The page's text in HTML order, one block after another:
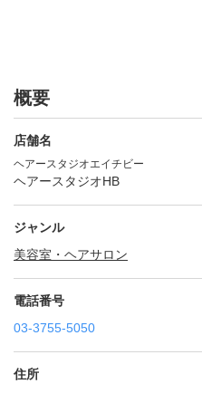
概要
店舗名
ヘアースタジオエイチビー
ヘアースタジオHB
ジャンル
美容室・ヘアサロン
電話番号
03-3755-5050
住所